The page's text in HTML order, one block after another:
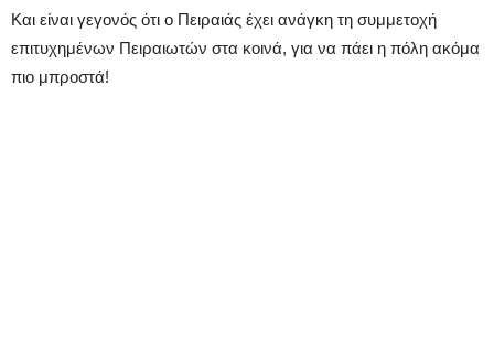
Και είναι γεγονός ότι ο Πειραιάς έχει ανάγκη τη συμμετοχή
επιτυχημένων Πειραιωτών στα κοινά, για να πάει η πόλη ακόμα
πιο μπροστά!